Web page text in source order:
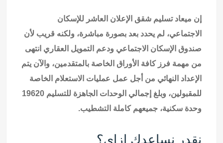
إن ميعاد تسليم شقق الإعلان العاشر للإسكان
الاجتماعي، لم يحدد بعد بصورة مباشرة، ولكنه قريب لأن
صندوق الإسكان الاجتماعي ودعم التمويل العقاري انتهى
من مهمة فرز كافة الأوراق الخاصة بالمتقدمين، والآن يتم
الإعداد النهائي من أجل عمل عمليات الاستعلام الخاصة
للمقبولين، وبلغ إجمالي الوحدات الجاهزة للتسليم 19620
وحدة سكنية، جميعهم كاملة التشطيب.
نقدر نساعدك إزاي؟